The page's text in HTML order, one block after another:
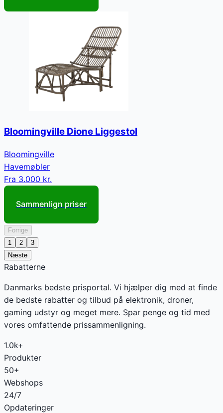
Bloomingville Dione Liggestol
Bloomingville
Havemøbler
Fra 3.000 kr.
Sammenlign priser
Forrige
1
2
3
Næste
Rabatterne
Danmarks bedste prisportal. Vi hjælper dig med at finde
de bedste rabatter og tilbud på elektronik, droner,
gaming udstyr og meget mere. Spar penge og tid med
vores omfattende prissammenligning.
1.0k+
Produkter
50+
Webshops
24/7
Opdateringer